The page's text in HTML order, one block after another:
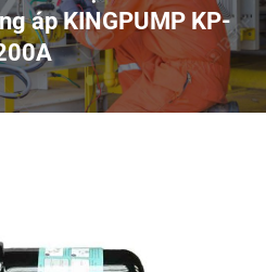
áp KINGPUMP KP-